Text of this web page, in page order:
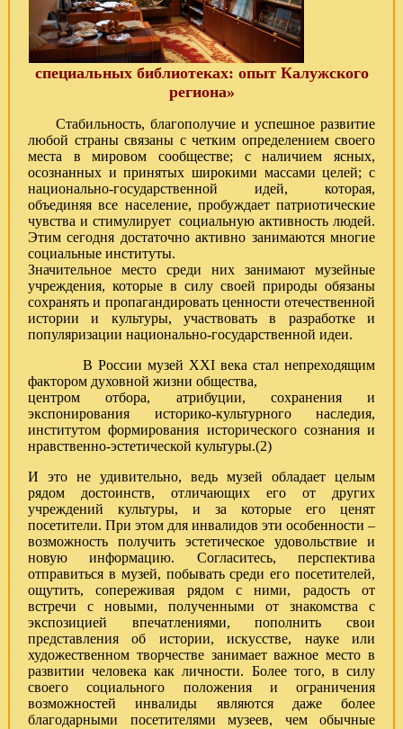
специальных библиотеках: опыт Калужского
региона»
Стабильность, благополучие и успешное развитие
любой страны связаны с четким определением своего
места в мировом сообществе; с наличием ясных,
осознанных и принятых широкими массами целей; с
национально-государственной идей, которая,
объединяя все население, пробуждает патриотические
чувства и стимулирует социальную активность людей.
Этим сегодня достаточно активно занимаются многие
социальные институты.
Значительное место среди них занимают музейные
учреждения, которые в силу своей природы обязаны
сохранять и пропагандировать ценности отечественной
истории и культуры, участвовать в разработке и
популяризации национально-государственной идеи.
В России музей XXI века стал непреходящим
фактором духовной жизни общества,
центром отбора, атрибуции, сохранения и
экспонирования историко-культурного наследия,
институтом формирования исторического сознания и
нравственно-эстетической культуры.(2)
И это не удивительно, ведь музей обладает целым
рядом достоинств, отличающих его от других
учреждений культуры, и за которые его ценят
посетители. При этом для инвалидов эти особенности –
возможность получить эстетическое удовольствие и
новую информацию. Согласитесь, перспектива
отправиться в музей, побывать среди его посетителей,
ощутить, сопереживая рядом с ними, радость от
встречи с новыми, полученными от знакомства с
экспозицией впечатлениями, пополнить свои
представления об истории, искусстве, науке или
художественном творчестве занимает важное место в
развитии человека как личности. Более того, в силу
своего социального положения и ограничения
возможностей инвалиды являются даже более
благодарными посетителями музеев, чем обычные